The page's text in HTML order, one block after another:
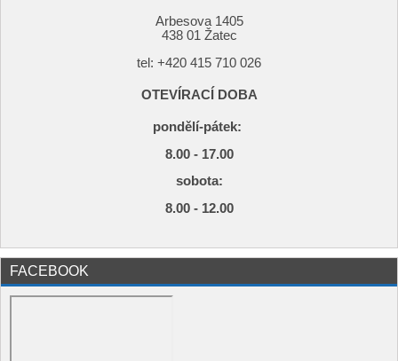
Arbesova 1405
438 01 Žatec
tel: +420 415 710 026
OTEVÍRACÍ DOBA
pondělí-pátek:
8.00 - 17.00
sobota:
8.00 - 12.00
FACEBOOK